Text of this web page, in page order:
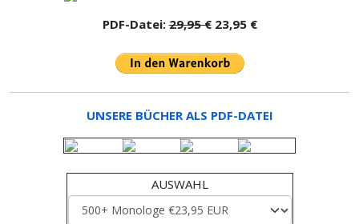
PDF-Datei:29,95 €23,95 €
UNSERE BÜCHER ALS PDF-DATEI
AUSWAHL